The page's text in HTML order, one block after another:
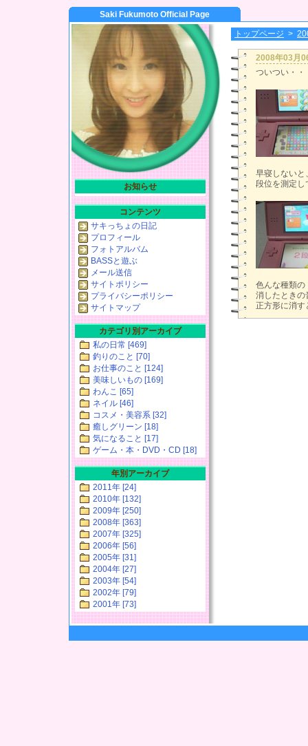
Saki Fukumoto Official Page
トップページ >
2008年03月
ついつい・・
早寝しないと
段位を測定し
色んな種類
消したときの
正方形に消す
お知らせ
コンテンツ
サキっちょの日記
プロフィール
フォトアルバム
BASSと遊ぶ
メール送信
サイトポリシー
プライバシーポリシー
サイトマップ
カテゴリ別アーカイブ
私の日常 [469]
釣りのこと [70]
お仕事のこと [124]
美味しいもの [169]
わんこ [65]
ネイル [46]
コスメ・美容系 [32]
癒しグリーン [18]
気になること [17]
ゲーム・本・DVD・CD [18]
年別アーカイブ
2011年 [24]
2010年 [132]
2009年 [250]
2008年 [363]
2007年 [325]
2006年 [56]
2005年 [31]
2004年 [27]
2003年 [54]
2002年 [79]
2001年 [73]